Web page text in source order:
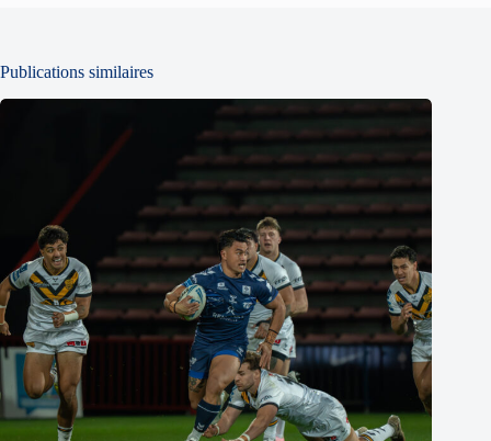
Publications similaires